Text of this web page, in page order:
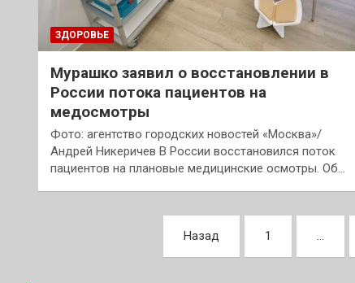
ЗДОРОВЬЕ
Мурашко заявил о восстановлении в
России потока пациентов на
медосмотры
Фото: агентство городских новостей «Москва»/
Андрей Никеричев В России восстановился поток
пациентов на плановые медицинские осмотры. Об…
Назад 1 …